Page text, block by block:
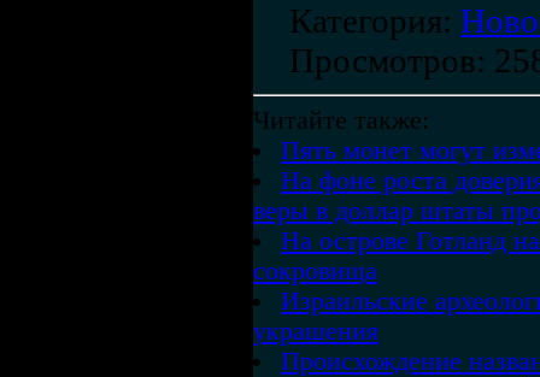
Категория:
Просмотров:
Читайте также:
Пять монет могут
На фоне роста
веры в доллар штаты
На острове Готланд
сокровища
Израильские
украшения
Происхождение